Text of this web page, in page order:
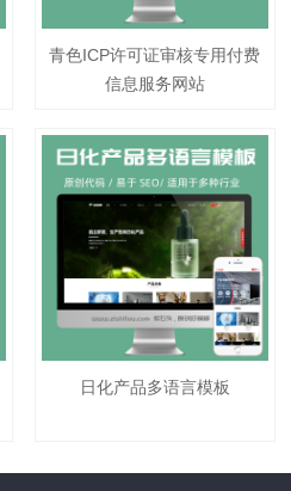
青色ICP许可证审核专用付费
信息服务网站
日化产品多语言模板